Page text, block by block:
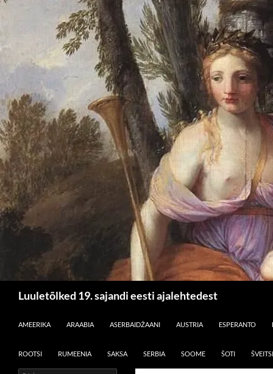
Luuletõlked 19. sajandi eesti ajalehtedest
AMEERIKA
ARAABIA ASERBAIDŽAANI AUSTRIA ESPERANTO
ROOTSI RUMEENIA SAKSA SERBIA SOOME ŠOTI ŠVEITSI